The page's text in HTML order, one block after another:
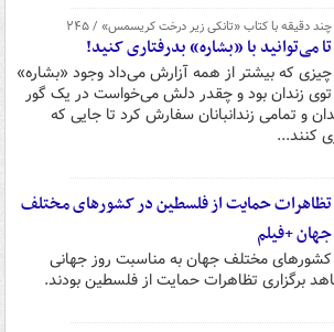
چند دقیقه با کتاب‌ «تانکی زیر درخت کریسمس» / ۲۴۵
تا می‌توانید با «بشاره» بدرفتاری کنید!
چیزی که بیشتر از همه آزارش می‌داد وجود «بشاره»
توی زندان بود و چقدر دلش می‌خواست در یک گور
و تمامی زندانبانان سفارش کرد تا جایی که
کنند...
تظاهرات حمایت از فلسطین در کشورهای مختلف
جهان +فیلم
کشورهای مختلف جهان به مناسبت روز جهانی
برگزاری تظاهرات حمایت از فلسطین بودند.